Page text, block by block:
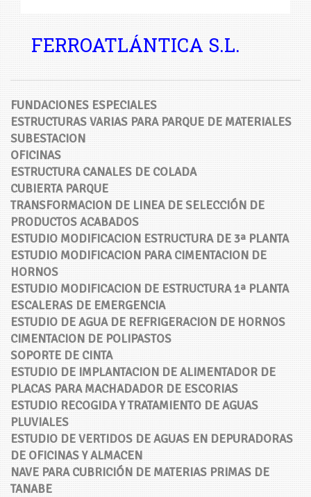
FERROATLÁNTICA S.L.
FUNDACIONES ESPECIALES
ESTRUCTURAS VARIAS PARA PARQUE DE MATERIALES
SUBESTACION
OFICINAS
ESTRUCTURA CANALES DE COLADA
CUBIERTA PARQUE
TRANSFORMACION DE LINEA DE SELECCIÓN DE
PRODUCTOS ACABADOS
ESTUDIO MODIFICACION ESTRUCTURA DE 3ª PLANTA
ESTUDIO MODIFICACION PARA CIMENTACION DE
HORNOS
ESTUDIO MODIFICACION DE ESTRUCTURA 1ª PLANTA
ESCALERAS DE EMERGENCIA
ESTUDIO DE AGUA DE REFRIGERACION DE HORNOS
CIMENTACION DE POLIPASTOS
SOPORTE DE CINTA
ESTUDIO DE IMPLANTACION DE ALIMENTADOR DE
PLACAS PARA MACHADADOR DE ESCORIAS
ESTUDIO RECOGIDA Y TRATAMIENTO DE AGUAS
PLUVIALES
ESTUDIO DE VERTIDOS DE AGUAS EN DEPURADORAS
DE OFICINAS Y ALMACEN
NAVE PARA CUBRICIÓN DE MATERIAS PRIMAS DE
TANABE